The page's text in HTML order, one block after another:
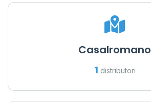
Casalromano
1 distributori